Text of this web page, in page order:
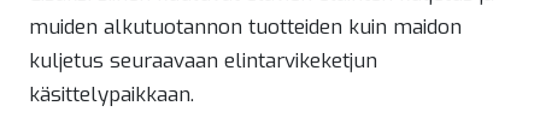
muiden alkutuotannon tuotteiden kuin maidon
kuljetus seuraavaan elintarvikeketjun
käsittelypaikkaan.